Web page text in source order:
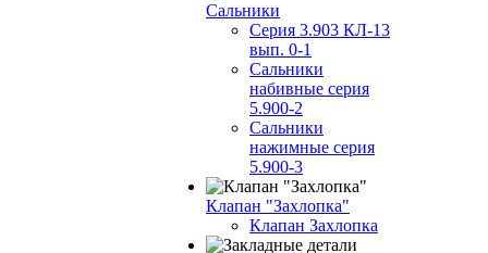
Сальники
Серия 3.903 КЛ-13
вып. 0-1
Сальники
набивные серия
5.900-2
Сальники
нажимные серия
5.900-3
Клапан "Захлопка"
Клапан Захлопка